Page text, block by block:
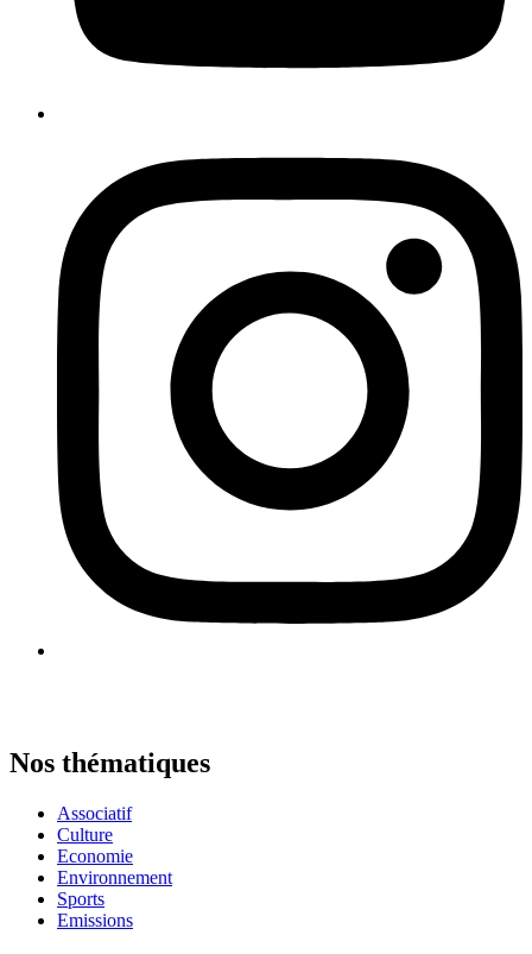
Nos thématiques
Associatif
Culture
Economie
Environnement
Sports
Emissions